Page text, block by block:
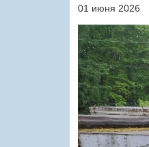
01 июня 2026